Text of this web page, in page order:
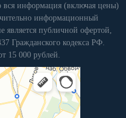
информация (включая цены)
информационный
является публичной офертой,
Гражданского кодекса РФ.
15 000 рублей.